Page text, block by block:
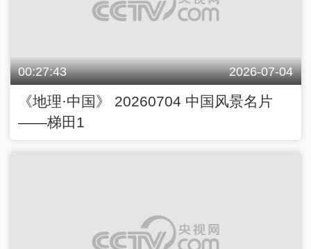
00:27:43 2026-07-04
《地理·中国》 20260704 中国风景名片
——梯田1